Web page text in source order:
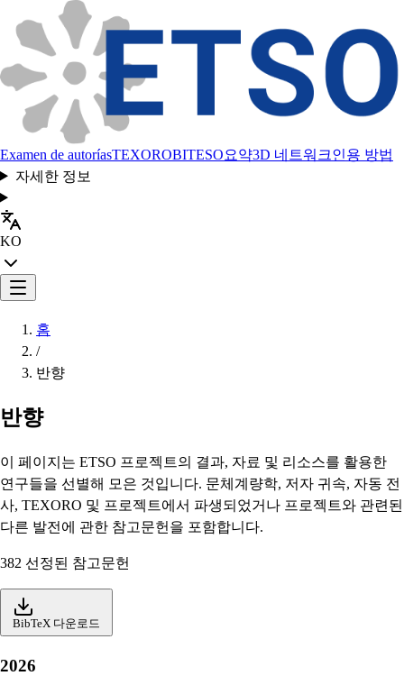
Examen de autoríasTEXOROBITESO요약3D 네트워크인용 방법
자세한 정보
KO
홈
/
반향
반향
이 페이지는 ETSO 프로젝트의 결과, 자료 및 리소스를 활용한
연구들을 선별해 모은 것입니다. 문체계량학, 저자 귀속, 자동 전
사, TEXORO 및 프로젝트에서 파생되었거나 프로젝트와 관련된
다른 발전에 관한 참고문헌을 포함합니다.
382 선정된 참고문헌
BibTeX 다운로드
2026